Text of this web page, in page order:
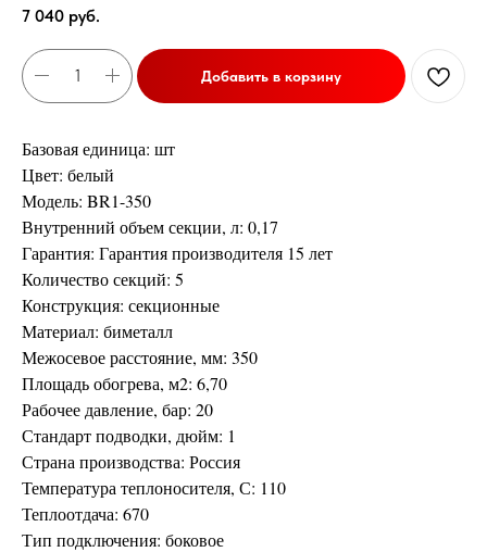
7 040 руб.
Добавить в корзину
Базовая единица: шт
Цвет: белый
Модель: BR1-350
Внутренний объем секции, л: 0,17
Гарантия: Гарантия производителя 15 лет
Количество секций: 5
Конструкция: секционные
Материал: биметалл
Межосевое расстояние, мм: 350
Площадь обогрева, м2: 6,70
Рабочее давление, бар: 20
Стандарт подводки, дюйм: 1
Страна производства: Россия
Температура теплоносителя, С: 110
Теплоотдача: 670
Тип подключения: боковое